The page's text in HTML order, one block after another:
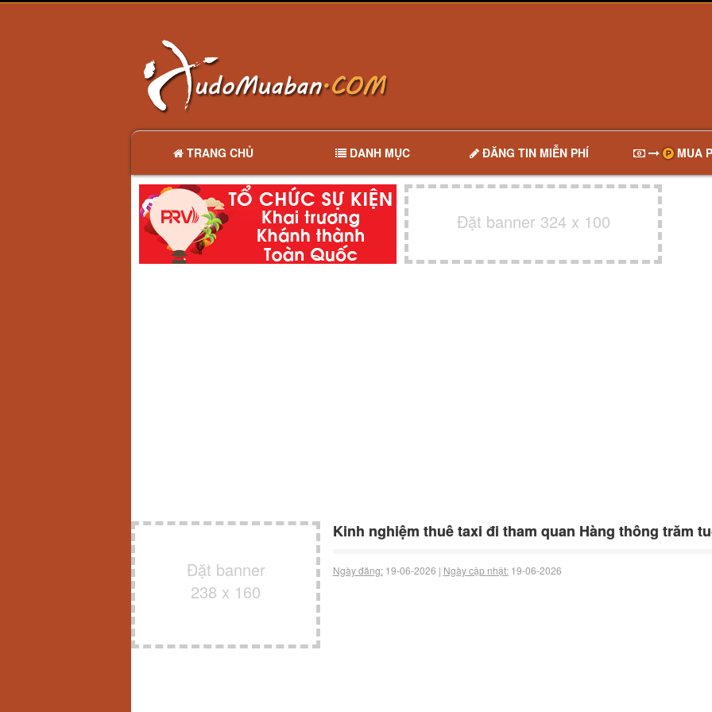
TRANG CHỦ DANH MỤC ĐĂNG TIN MIỄN PHÍ MUA
Đặt banner 324 x 100
Đặt banner
238 x 160
Kinh nghiệm thuê taxi đi tham quan Hàng thông trăm
Ngày đăng:19-06-2026 | Ngày cập nhật:19-06-2026